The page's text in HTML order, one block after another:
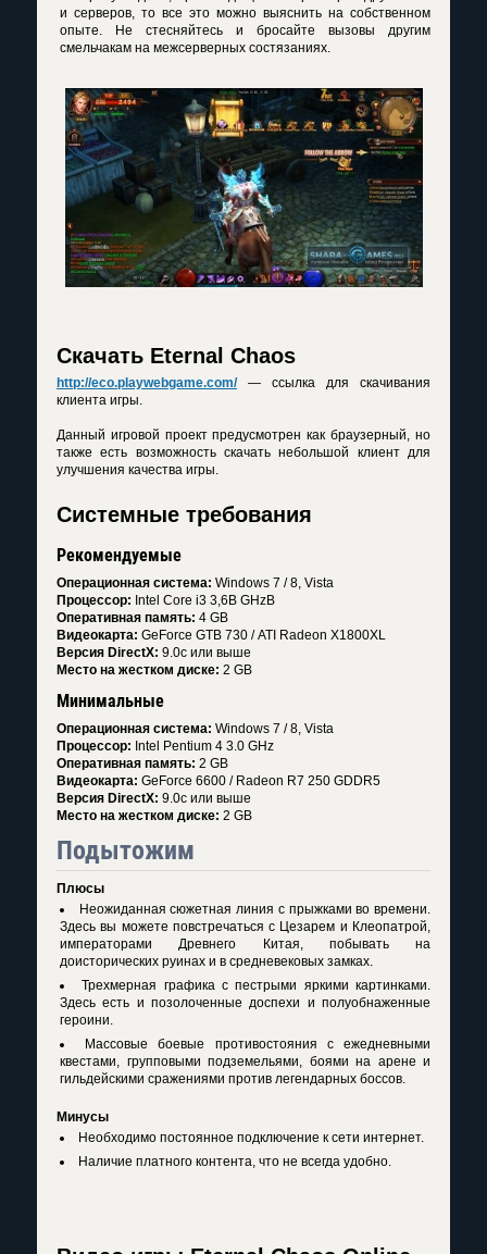
и серверов, то все это можно выяснить на собственном
опыте. Не стесняйтесь и бросайте вызовы другим
смельчакам на межсерверных состязаниях.
Скачать Eternal Chaos
http://eco.playwebgame.com/— ссылка для скачивания
клиента игры.
Данный игровой проект предусмотрен как браузерный, но
также есть возможность скачать небольшой клиент для
улучшения качества игры.
Системные требования
Рекомендуемые
Операционная система: Windows 7 / 8, Vista
Процессор: Intel Core i3 3,6В GHzВ
Оперативная память: 4 GB
Видеокарта: GeForce GTВ 730 / ATI Radeon X1800XL
Версия DirectX: 9.0c или выше
Место на жестком диске: 2 GB
Минимальные
Операционная система: Windows 7 / 8, Vista
Процессор: Intel Pentium 4 3.0 GHz
Оперативная память: 2 GB
Видеокарта: GeForce 6600 / Radeon R7 250 GDDR5
Версия DirectX: 9.0c или выше
Место на жестком диске: 2 GB
Подытожим
Плюсы
Неожиданная сюжетная линия с прыжками во времени.
Здесь вы можете повстречаться с Цезарем и Клеопатрой,
императорами Древнего Китая, побывать на
доисторических руинах и в средневековых замках.
Трехмерная графика с пестрыми яркими картинками.
Здесь есть и позолоченные доспехи и полуобнаженные
героини.
Массовые боевые противостояния с ежедневными
квестами, групповыми подземельями, боями на арене и
гильдейскими сражениями против легендарных боссов.
Минусы
Необходимо постоянное подключение к сети интернет.
Наличие платного контента, что не всегда удобно.